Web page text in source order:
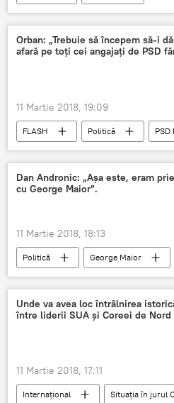
Laura Codruța Kovesi
Klaus
CNCD
Lumea Justiţiei
DNA
Orban: „Trebuie să începem să-i
afară pe toţi cei angajaţi de PSD
11 Martie 2018, 19:09
FLASH Politică
PSD
Ludovic Orban
Partidul
PSD
Consiliul
Discurs
România
Dan Andronic: „Aşa este, eram
cu George Maior”.
11 Martie 2018, 18:13
Politică George Maior
Daniel Dragomir
Dumitru
SRI
prieten jurnalist
dezvăluire
România
Unde va avea loc întrâlnirea
între liderii SUA și Coreei de Nord
11 Martie 2018, 17:11
Internaţional
Situația în jurul